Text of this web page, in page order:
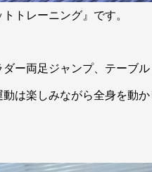
トレーニング』です。
ー両足ジャンプ、テーブ
は楽しみながら全身を動